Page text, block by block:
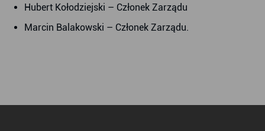
Hubert Kołodziejski – Członek Zarządu
Marcin Balakowski – Członek Zarządu.